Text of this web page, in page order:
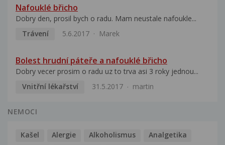
Nafouklé břicho
Dobry den, prosil bych o radu. Mam neustale nafoukle...
Trávení
5.6.2017 Marek
Bolest hrudní páteře a nafouklé břicho
Dobry vecer prosim o radu uz to trva asi 3 roky jednou...
Vnitřní lékařství
31.5.2017 martin
NEMOCI
Kašel Alergie Alkoholismus
Analgetika